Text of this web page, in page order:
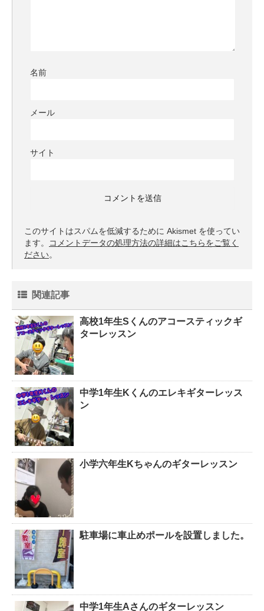
名前
メール
サイト
このサイトはスパムを低減するために Akismet を使ってい
ます。
コメントデータの処理方法の詳細はこちらをご覧く
ださい。
関連記事
高校1年生Sくんのアコースティックギ
ターレッスン
中学1年生Kくんのエレキギターレッス
ン
小学六年生Kちゃんのギターレッスン
駐車場に車止めポールを設置しました。
中学1年生Aさんのギターレッスン